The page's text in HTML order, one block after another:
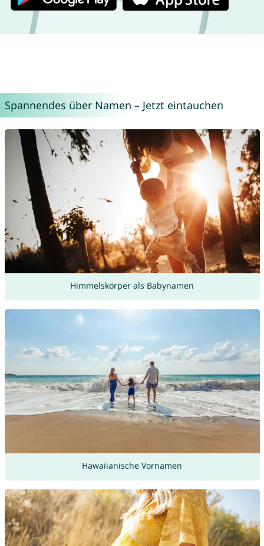
Spannendes über Namen – Jetzt eintauchen
Himmelskörper als Babynamen
Hawaiianische Vornamen